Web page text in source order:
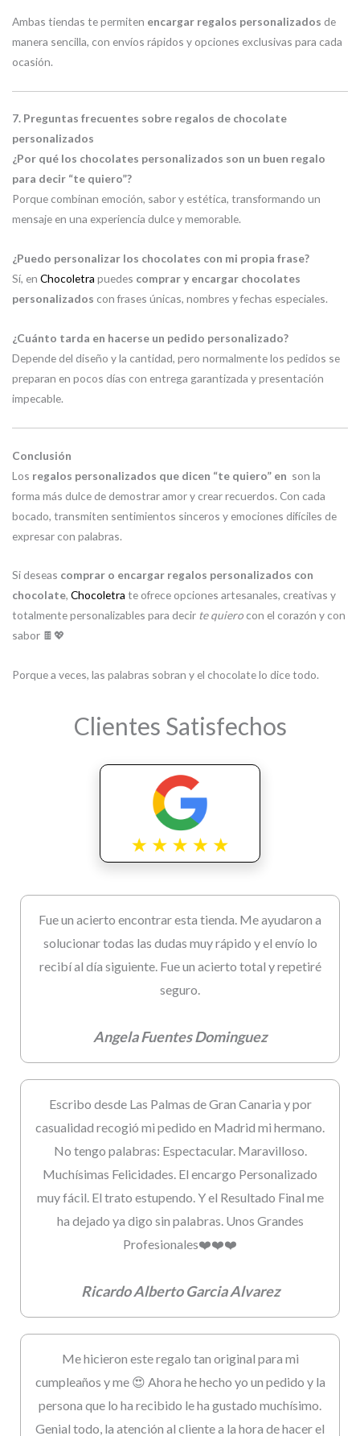
Ambas tiendas te permiten encargar regalos personalizados de
manera sencilla, con envíos rápidos y opciones exclusivas para cada
ocasión.
7. Preguntas frecuentes sobre regalos de chocolate
personalizados
¿Por qué los chocolates personalizados son un buen regalo
para decir “te quiero”?
Porque combinan emoción, sabor y estética, transformando un
mensaje en una experiencia dulce y memorable.
¿Puedo personalizar los chocolates con mi propia frase?
Sí, en Chocoletra puedes comprar y encargar chocolates
personalizados con frases únicas, nombres y fechas especiales.
¿Cuánto tarda en hacerse un pedido personalizado?
Depende del diseño y la cantidad, pero normalmente los pedidos se
preparan en pocos días con entrega garantizada y presentación
impecable.
Conclusión
Los regalos personalizados que dicen “te quiero” en son la
forma más dulce de demostrar amor y crear recuerdos. Con cada
bocado, transmiten sentimientos sinceros y emociones difíciles de
expresar con palabras.
Si deseas comprar o encargar regalos personalizados con
chocolate, Chocoletra te ofrece opciones artesanales, creativas y
totalmente personalizables para decir te quiero con el corazón y con
sabor 🍫💖
Porque a veces, las palabras sobran y el chocolate lo dice todo.
Clientes Satisfechos
Fue un acierto encontrar esta tienda. Me ayudaron a
solucionar todas las dudas muy rápido y el envío lo
recibí al día siguiente. Fue un acierto total y repetiré
seguro.
Angela Fuentes Dominguez
Escribo desde Las Palmas de Gran Canaria y por
casualidad recogió mi pedido en Madrid mi hermano.
No tengo palabras: Espectacular. Maravilloso.
Muchísimas Felicidades. El encargo Personalizado
muy fácil. El trato estupendo. Y el Resultado Final me
ha dejado ya digo sin palabras. Unos Grandes
Profesionales❤️❤️❤️
Ricardo Alberto Garcia Alvarez
Me hicieron este regalo tan original para mi
cumpleaños y me 😍 Ahora he hecho yo un pedido y la
persona que lo ha recibido le ha gustado muchísimo.
Genial todo, la atención al cliente a la hora de hacer el